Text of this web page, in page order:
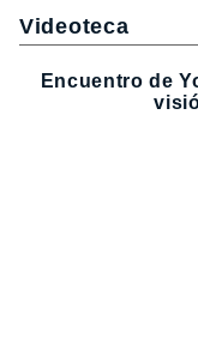
Videoteca
Encuentro de